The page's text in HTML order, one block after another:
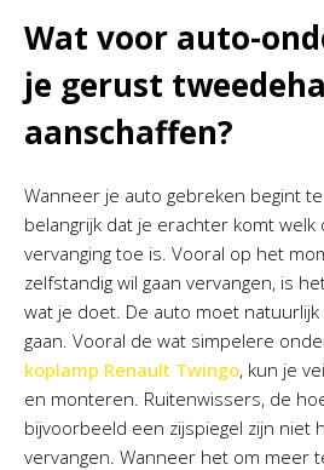
Wat voor auto-
je gerust
aanschaffen?
Wanneer je auto gebreken begint
belangrijk dat je erachter komt welk
vervanging toe is. Vooral op het
zelfstandig wil gaan vervangen, is
wat je doet. De auto moet natuurlijk
gaan. Vooral de wat simpelere
koplamp Renault Twingo, kun je
en monteren. Ruitenwissers, de
bijvoorbeeld een zijspiegel zijn niet
vervangen. Wanneer het om meer